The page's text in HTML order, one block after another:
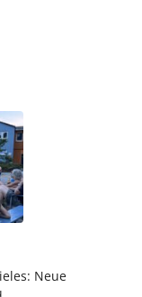
Neue